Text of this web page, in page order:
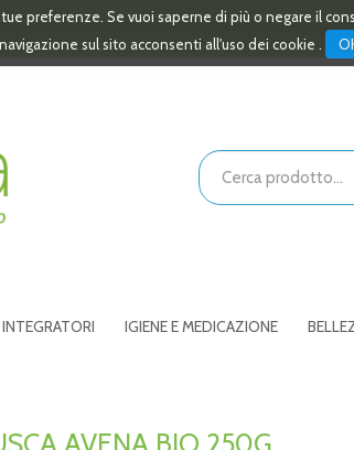
preferenze. Se vuoi saperne di più o negare il
navigazione sul sito acconsenti all'uso dei cookie .
Cerca
Prodotto
IGIENE E MEDICAZIONE
AVENA BIO 250G